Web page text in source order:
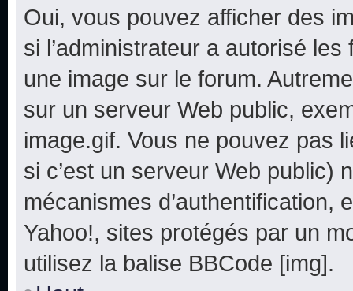
Oui, vous pouvez afficher des
si l’administrateur a autorisé
une image sur le forum.
sur un serveur Web public,
image.gif. Vous ne pouvez pas
si c’est un serveur Web public)
mécanismes d’authentification,
Yahoo!, sites protégés par un
utilisez la balise BBCode [img].